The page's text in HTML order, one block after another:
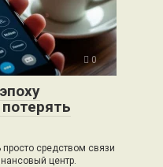
0
средством связи
центр.